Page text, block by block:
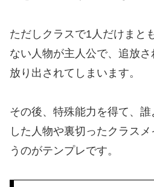
ただしクラスで1人だけまと
ない人物が主人公で、追放
放り出されてしまいます。
その後、特殊能力を得て、
した人物や裏切ったクラス
うのがテンプレです。